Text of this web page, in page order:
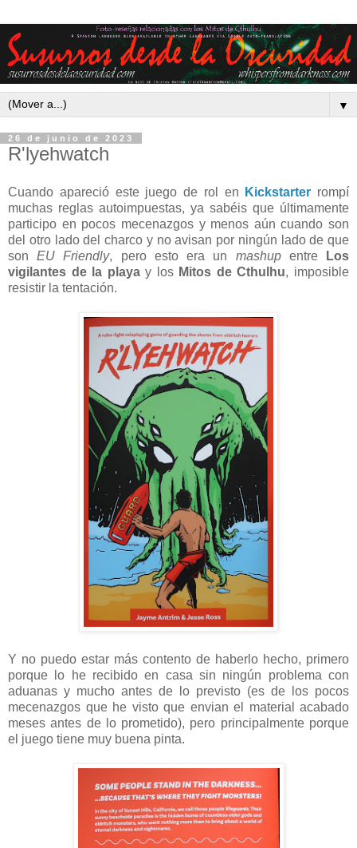
▼
26 de junio de 2023
R'lyehwatch
Cuando apareció este juego de rol en Kickstarter rompí
muchas reglas autoimpuestas, ya sabéis que últimamente
participo en pocos mecenazgos y menos aún cuando son
del otro lado del charco y no avisan por ningún lado de que
sonEU Friendly, pero esto era un mashupentre
Los
vigilantes de la playay los Mitos de Cthulhu, imposible
resistir la tentación.
Y no puedo estar más contento de haberlo hecho, primero
porque lo he recibido en casa sin ningún problema con
aduanas y mucho antes de lo previsto (es de los pocos
mecenazgos que he visto que envian el material acabado
meses antes de lo prometido), pero principalmente porque
el juego tiene muy buena pinta.